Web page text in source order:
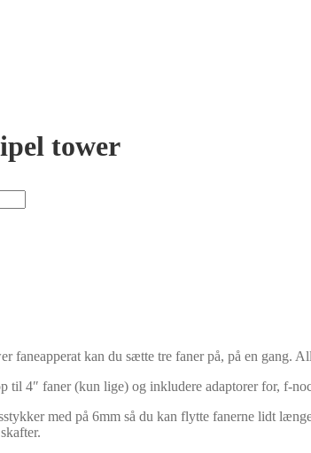
tower
faneapperat kan du sætte tre faner på, på en gang.
til 4″ faner (kun lige) og inkludere adaptorer for, f-
med på 6mm så du kan flytte fanerne lidt